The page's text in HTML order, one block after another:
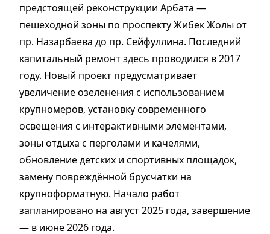
предстоящей реконструкции Арбата —
пешеходной зоны по проспекту Жибек Жолы от
пр. Назарбаева до пр. Сейфуллина. Последний
капитальный ремонт здесь проводился в 2017
году. Новый проект предусматривает
увеличение озеленения с использованием
крупномеров, установку современного
освещения с интерактивными элементами,
зоны отдыха с перголами и качелями,
обновление детских и спортивных площадок,
замену повреждённой брусчатки на
крупноформатную. Начало работ
запланировано на август 2025 года, завершение
— в июне 2026 года.